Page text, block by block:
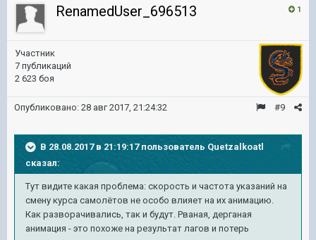
1
RenamedUser_696513
Участник
7 публикаций
2 623 боя
#9
Опубликовано: 28 авг 2017, 21:24:32
В 28.08.2017 в 21:19:17 пользователь Quetzalkoatl
сказал:
Тут видите какая проблема: скорость и частота указаний на
смену курса самолётов не особо влияет на их анимацию.
Как разворачивались, так и будут. Рваная, дерганая
анимация - это похоже на результат лагов и потерь